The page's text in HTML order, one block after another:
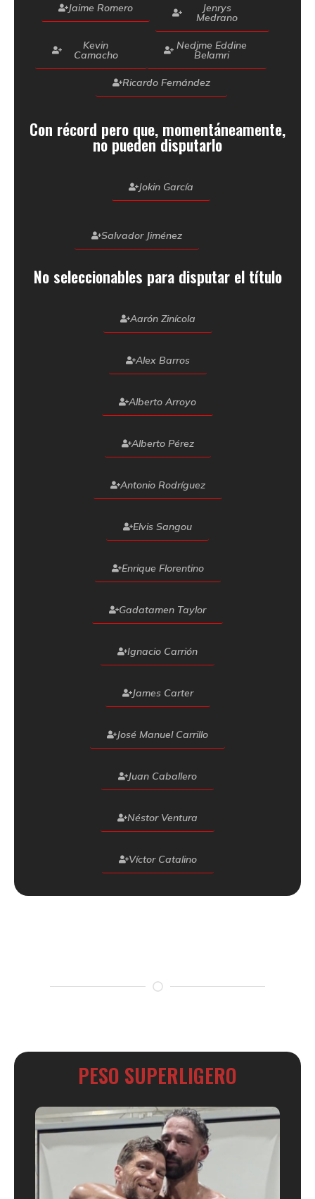
Jaime Romero Jenrys
Medrano
Kevin
Camacho
Nedjme Eddine
Belamri
Ricardo Fernández
Con récord pero que, momentáneamente,
no pueden disputarlo
Jokin García
Salvador Jiménez
No seleccionables para disputar el título
Aarón Zinícola
Alex Barros
Alberto Arroyo
Alberto Pérez
Antonio Rodríguez
Elvis Sangou
Enrique Florentino
Gadatamen Taylor
Ignacio Carrión
James Carter
José Manuel Carrillo
Juan Caballero
Néstor Ventura
Víctor Catalino
PESO SUPERLIGERO